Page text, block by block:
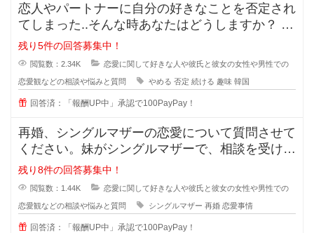
恋人やパートナーに自分の好きなことを否定され
てしまった..そんな時あなたはどうしますか？ 私
は元々韓国が好きで、韓
残り5件の回答募集中！
閲覧数：2.34K 恋愛に関して好きな人や彼氏と彼女の女性や男性での
恋愛観などの相談や悩みと質問 やめる 否定 続ける 趣味 韓国
回答済：「報酬UP中」承認で100PayPay！
再婚、シングルマザーの恋愛について質問させて
ください。妹がシングルマザーで、相談を受けた
のですが私も悩んでおり、皆さんの
残り8件の回答募集中！
閲覧数：1.44K 恋愛に関して好きな人や彼氏と彼女の女性や男性での
恋愛観などの相談や悩みと質問 シングルマザー 再婚 恋愛事情
回答済：「報酬UP中」承認で100PayPay！